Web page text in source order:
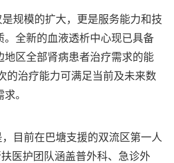
规模的扩大，更是服务能力和技
。全新的血液透析中心现已具备
地区全部肾病患者治疗需求的能
的治疗能力可满足当前及未来数
。
目前在巴塘支援的双流区第一人
扶医护团队涵盖普外科、急诊外